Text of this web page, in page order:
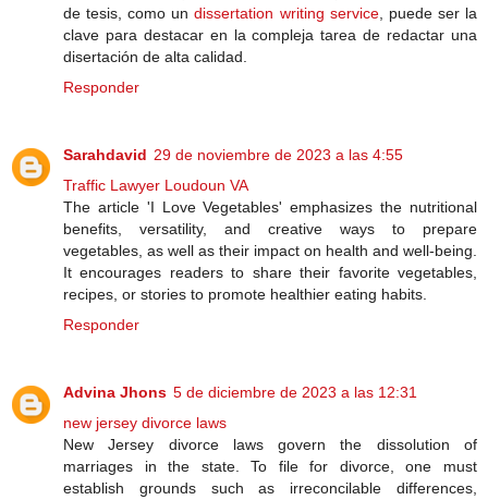
de tesis, como undissertation writing service, puede ser la
clave para destacar en la compleja tarea de redactar una
disertación de alta calidad.
Responder
Sarahdavid 29 de noviembre de 2023 a las 4:55
Traffic Lawyer Loudoun VA
The article 'I Love Vegetables' emphasizes the nutritional
benefits, versatility, and creative ways to prepare
vegetables, as well as their impact on health and well-being.
It encourages readers to share their favorite vegetables,
recipes, or stories to promote healthier eating habits.
Responder
Advina Jhons 5 de diciembre de 2023 a las 12:31
new jersey divorce laws
New Jersey divorce laws govern the dissolution of
marriages in the state. To file for divorce, one must
establish grounds such as irreconcilable differences,